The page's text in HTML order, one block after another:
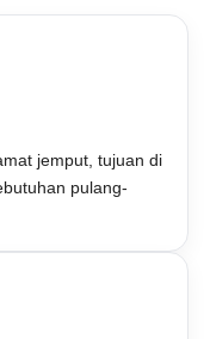
jemput, tujuan di
pulang-